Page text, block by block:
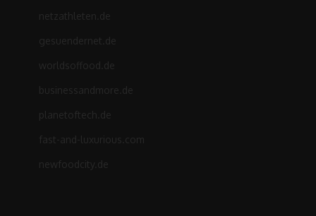
netzathleten.de
gesuendernet.de
worldsoffood.de
businessandmore.de
planetoftech.de
fast-and-luxurious.com
newfoodcity.de